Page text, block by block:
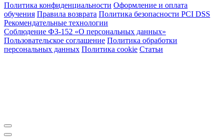
Политика конфиденциальности Оформление и оплата
обучения Правила возврата Политика безопасности PCI DSS
Рекомендательные технологии
Соблюдение ФЗ-152 «О персональ­ных данных»
Пользовательское соглашение Политика обработки
персональных данных Политика cookie Статьи